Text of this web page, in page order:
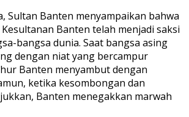
Sultan Banten menyampaikan bahwa
Banten telah menjadi saksi
bangsa dunia. Saat bangsa asing
dengan niat yang bercampur
Banten menyambut dengan
ketika kesombongan dan
Banten menegakkan marwah